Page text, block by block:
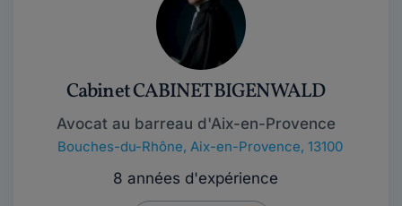
Cabinet CABINET BIGENWALD
Avocat au barreau d'Aix-en-Provence
Bouches-du-Rhône, Aix-en-Provence, 13100
8 années d'expérience